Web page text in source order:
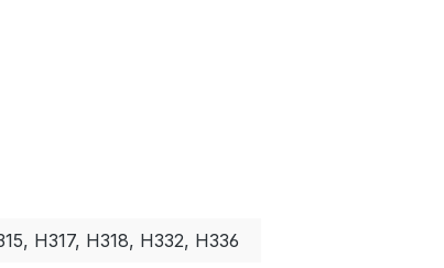
H317, H318, H332, H336